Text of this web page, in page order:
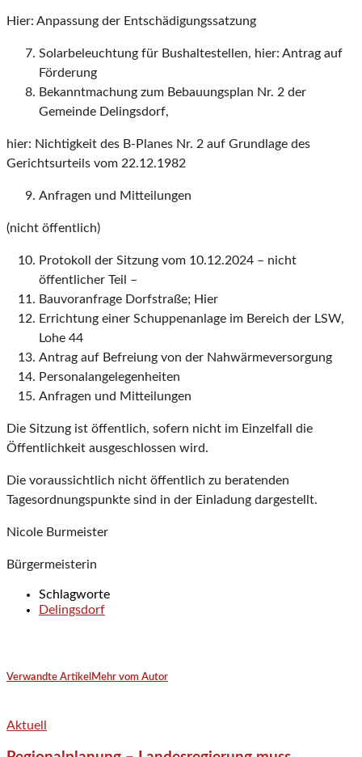
Hier: Anpassung der Entschädigungssatzung
Solarbeleuchtung für Bushaltestellen, hier: Antrag auf
Förderung
Bekanntmachung zum Bebauungsplan Nr. 2 der
Gemeinde Delingsdorf,
hier: Nichtigkeit des B-Planes Nr. 2 auf Grundlage des
Gerichtsurteils vom 22.12.1982
Anfragen und Mitteilungen
(nicht öffentlich)
Protokoll der Sitzung vom 10.12.2024 – nicht
öffentlicher Teil –
Bauvoranfrage Dorfstraße; Hier
Errichtung einer Schuppenanlage im Bereich der LSW,
Lohe 44
Antrag auf Befreiung von der Nahwärmeversorgung
Personalangelegenheiten
Anfragen und Mitteilungen
Die Sitzung ist öffentlich, sofern nicht im Einzelfall die
Öffentlichkeit ausgeschlossen wird.
Die voraussichtlich nicht öffentlich zu beratenden
Tagesordnungspunkte sind in der Einladung dargestellt.
Nicole Burmeister
Bürgermeisterin
Schlagworte
Delingsdorf
Verwandte Artikel Mehr vom Autor
Aktuell